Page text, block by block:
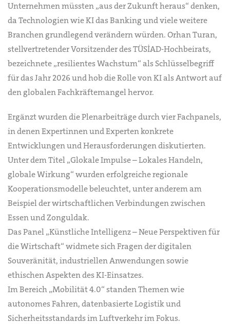
Unternehmen müssten „aus der Zukunft heraus“ denken,
da Technologien wie KI das Banking und viele weitere
Branchen grundlegend verändern würden. Orhan Turan,
stellvertretender Vorsitzender des TÜSİAD-Hochbeirats,
bezeichnete „resilientes Wachstum“ als Schlüsselbegriff
für das Jahr 2026 und hob die Rolle von KI als Antwort auf
den globalen Fachkräftemangel hervor.
Ergänzt wurden die Plenarbeiträge durch vier Fachpanels,
in denen Expertinnen und Experten konkrete
Entwicklungen und Herausforderungen diskutierten.
Unter dem Titel „Glokale Impulse – Lokales Handeln,
globale Wirkung“ wurden erfolgreiche regionale
Kooperationsmodelle beleuchtet, unter anderem am
Beispiel der wirtschaftlichen Verbindungen zwischen
Essen und Zonguldak.
Das Panel „Künstliche Intelligenz – Neue Perspektiven für
die Wirtschaft“ widmete sich Fragen der digitalen
Souveränität, industriellen Anwendungen sowie
ethischen Aspekten des KI-Einsatzes.
Im Bereich „Mobilität 4.0“ standen Themen wie
autonomes Fahren, datenbasierte Logistik und
Sicherheitsstandards im Luftverkehr im Fokus.